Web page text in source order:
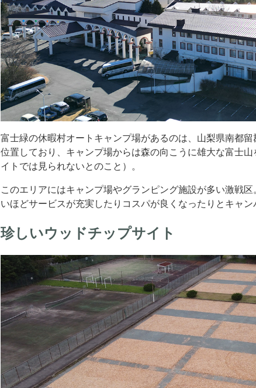
富士緑の休暇村オートキャンプ場があるのは、山梨県南都
位置しており、キャンプ場からは森の向こうに雄大な富士
イトでは見られないとのこと）。
このエリアにはキャンプ場やグランピング施設が多い激戦
いほどサービスが充実したりコスパが良くなったりとキャン
珍しいウッドチップサイト